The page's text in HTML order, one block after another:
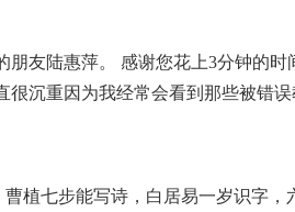
朋友陆惠萍。 感谢您花上3分钟的
很沉重因为我经常会看到那些被错
植七步能写诗，白居易一岁识字